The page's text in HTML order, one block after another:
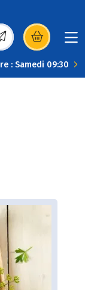
dans une
: Samedi 09:30